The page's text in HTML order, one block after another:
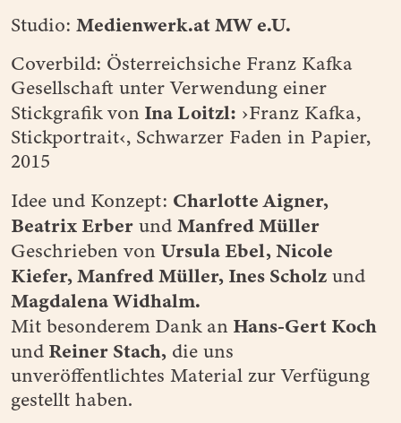
Studio: Medienwerk.at MW e.U.
Coverbild: Österreichsiche Franz Kafka
Gesellschaft unter Verwendung einer
Stickgrafik von Ina Loitzl: ›Franz Kafka,
Stickportrait‹, Schwarzer Faden in Papier,
2015
Idee und Konzept: Charlotte Aigner,
Beatrix Erber und Manfred Müller
Geschrieben von Ursula Ebel, Nicole
Kiefer, Manfred Müller, Ines Scholz und
Magdalena Widhalm.
Mit besonderem Dank an Hans-Gert Koch
und Reiner Stach, die uns
unveröffentlichtes Material zur Verfügung
gestellt haben.